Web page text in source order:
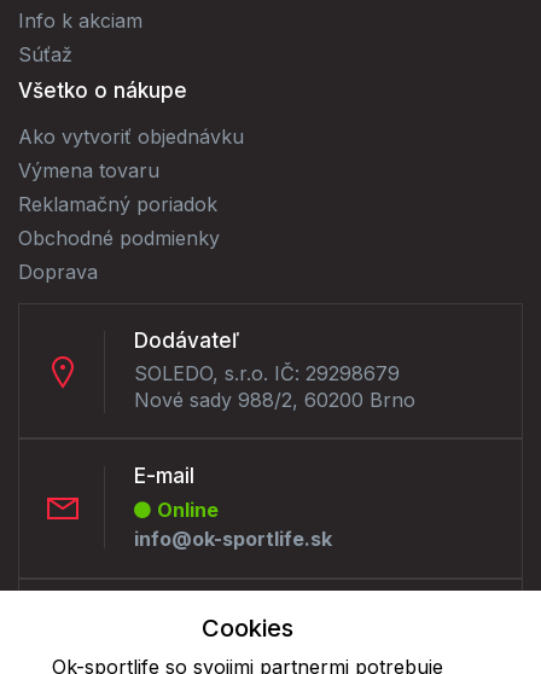
Info k akciam
Súťaž
Všetko o nákupe
Ako vytvoriť objednávku
Výmena tovaru
Reklamačný poriadok
Obchodné podmienky
Doprava
Dodávateľ
SOLEDO, s.r.o. IČ: 29298679
Nové sady 988/2, 60200 Brno
E-mail
Online
info@ok-sportlife.sk
Telefón:Cookies
Ok-sportlife so svojimi partnermi potrebuje